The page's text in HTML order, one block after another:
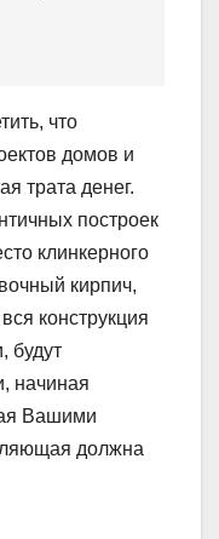
что
домов и
трата денег.
построек
клинкерного
кирпич,
конструкция
будут
начиная
Вашими
должна